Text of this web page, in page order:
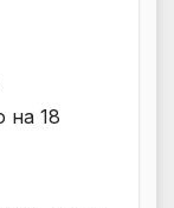
на 18